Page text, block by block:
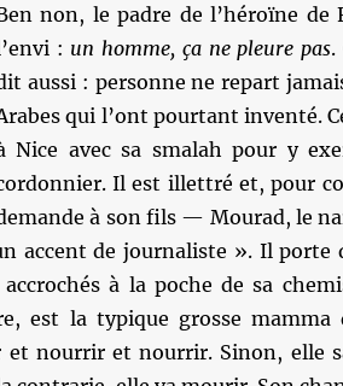
non, le padre de l’héroïne de
: un homme, ça ne pleure pas.
aussi : personne ne repart
qui l’ont pourtant inventé.
Nice avec sa smalah pour y
Il est illettré et, pour
à son fils — Mourad, le
accent de journaliste ». Il porte
à la poche de sa
est la typique grosse mamma
et nourrir et nourrir. Sinon, elle